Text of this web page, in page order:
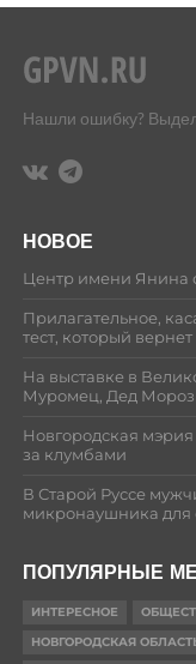
Нашли ошибку?
НОВОЕ
Центр имени Янина
Прилагательное,
тест, который
На выставке в
Муромец, Дед Мороз
Новгородская мэрия
за клумбами
В Старой Руссе
микронаушника для
ПОПУЛЯРНЫЕ
ИНТЕРЕСНОЕ
НОВГОРОДСКАЯ